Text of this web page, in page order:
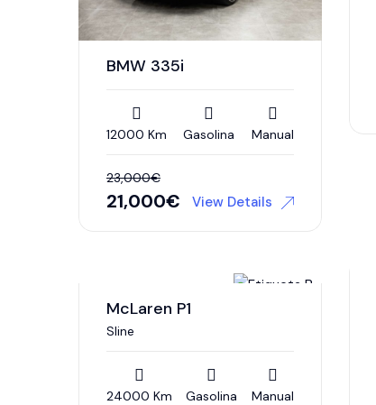
BMW 335i
12000 Km Gasolina Manual
23,000€
21,000€ View Details
McLaren P1
Sline
24000 Km Gasolina Manual